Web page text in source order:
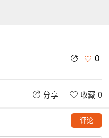
0
分享 收藏 0
评论